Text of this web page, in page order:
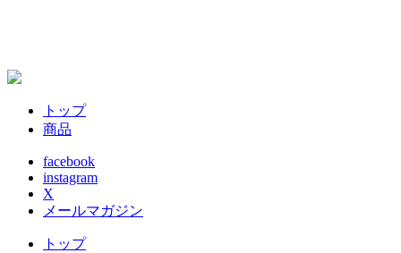
トップ
商品
facebook
instagram
X
メールマガジン
トップ